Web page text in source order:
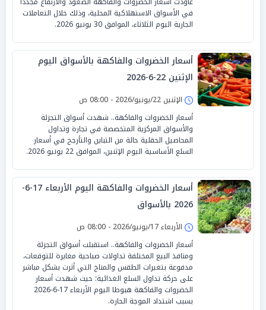
في الأسواق الاستهلاكية المحلية، وذلك خلال التعاملات
الجارية اليوم الثلاثاء، الموافق 30 يونيو 2026.
أسعار الخضروات والفاكهة بالأسواق اليوم
الإثنين 22-6-2026
الإثنين 22/يونيو/2026 - 08:00 ص
أسعار الخضروات والفاكهة.. شهدت أسواق التجزئة
والأسواق المركزية المتخصصة في تجارة وتداول
المحاصيل الحقلية حالة من التباين والتأرجح في أسعار
السلع الأساسية اليوم الإثنين، الموافق 22 يونيو 2026.
أسعار الخضروات والفاكهة اليوم الأربعاء 17-6-
2026 بالأسواق
الأربعاء 17/يونيو/2026 - 08:00 ص
أسعار الخضروات والفاكهة.. استقبلت أسواق التجزئة
ومنافذ البيع المختلفة تداولات صباحية مغايرة للتوقعات،
مدفوعة بتغيرات الطقس والمناخ التي أثرت بشكل مباشر
على حركة تداول السلع الغذائية؛ حيث شهدت أسعار
الخضروات والفاكهة هبوطا اليوم الأربعاء 17-6-2026
بسبب اشتداد الموجة الحارة.